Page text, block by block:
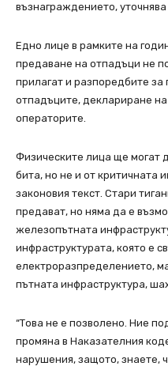
възнаграждението,
Едно лице в рамките на
предаване на отпадъци не
прилагат и разпоредбите
отпадъците, деклариране
операторите.
Физическите лица ще могат
бита, но не и от критичната
законовия текст. Стари
предават, но няма да е
железопътната
инфраструктурата, която е
електроразпределението,
пътната инфраструктура,
“Това не е позволено. Ние
промяна в Наказателния
нарушения, защото, знаете,